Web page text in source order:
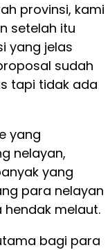
provinsi, kami
setelah itu
yang jelas
sudah
tapi tidak ada
yang
nelayan,
yang
para nelayan
melaut.
bagi para